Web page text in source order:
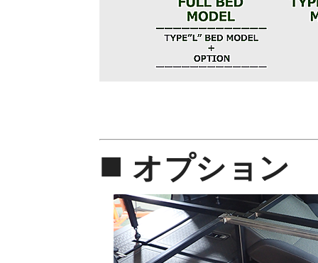
■ オプション